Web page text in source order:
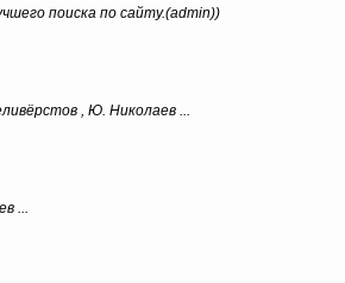
поиска по сайту.(admin))
, Ю. Николаев ...
...